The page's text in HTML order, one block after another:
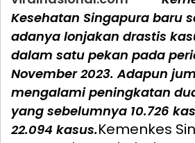
Kesehatan Singapura baru
adanya lonjakan drastis
dalam satu pekan pada
November 2023. Adapun
mengalami peningkatan
yang sebelumnya 10.726
22.094 kasus.Kemenkes